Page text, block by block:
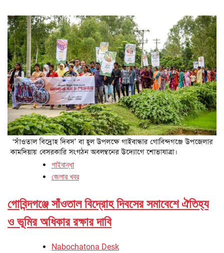
গাইবান্ধা
জেলার খবর
গোবিন্দগঞ্জে সাঁওতাল বিদ্রোহ দিবসের সমাবেশে ঐতিহ্য
ও ভূমির অধিকার রক্ষার দাবি
Nabochatona Desk